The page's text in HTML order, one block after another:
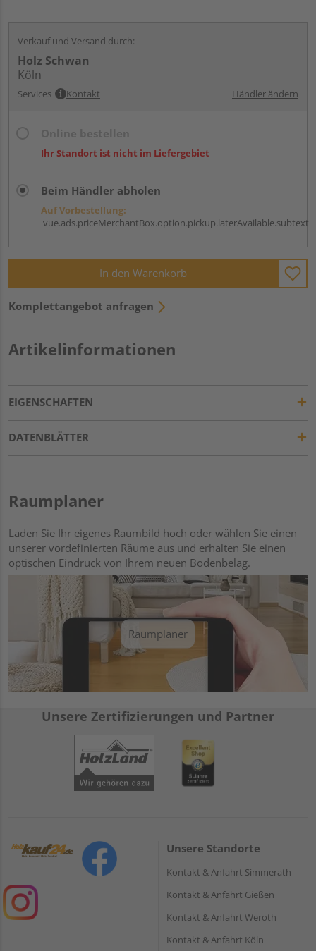
Verkauf und Versand durch:
Holz Schwan
Köln
Services Kontakt Händler ändern
Ihr Standort ist nicht im Liefergebiet
Beim Händler abholen
Auf Vorbestellung:
vue.ads.priceMerchantBox.option.pickup.laterAvailable.subtext
In den Warenkorb
Komplettangebot anfragen
Artikelinformationen
EIGENSCHAFTEN
DATENBLÄTTER
Raumplaner
Laden Sie Ihr eigenes Raumbild hoch oder wählen Sie einen
unserer vordefinierten Räume aus und erhalten Sie einen
optischen Eindruck von Ihrem neuen Bodenbelag.
Raumplaner
Unsere Zertifizierungen und Partner
Unsere Standorte
Kontakt & Anfahrt Simmerath
Kontakt & Anfahrt Gießen
Kontakt & Anfahrt Weroth
Kontakt & Anfahrt Köln